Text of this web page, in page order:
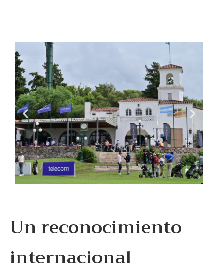
Un reconocimiento
internacional